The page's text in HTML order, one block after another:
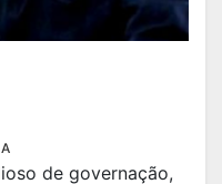
de governação,